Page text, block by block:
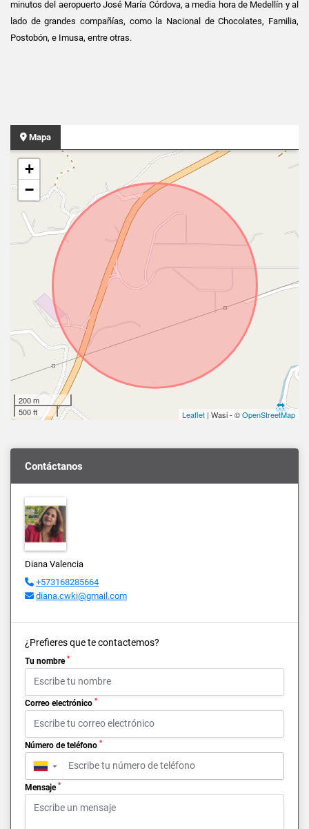
minutos del aeropuerto José María Córdova, a media hora de Medellín y al
lado de grandes compañías, como la Nacional de Chocolates, Familia,
Postobón, e Imusa, entre otras.
Mapa
+
−
200 m
500 ft
Leaflet | Wasi - ©OpenStreetMap
Contáctanos
Diana Valencia
+573168285664
diana.cwki@gmail.com
¿Prefieres que te contactemos?
Tu nombre *
Correo electrónico *
Número de teléfono *
▼
Mensaje *